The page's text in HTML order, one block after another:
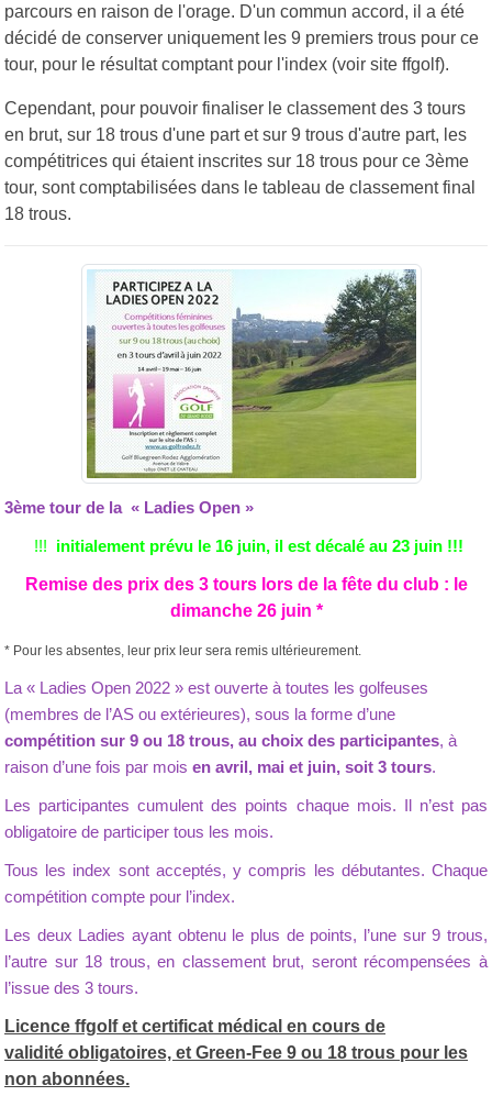
parcours en raison de l'orage. D'un commun accord, il a été
décidé de conserver uniquement les 9 premiers trous pour ce
tour, pour le résultat comptant pour l'index (voir site ffgolf).
Cependant, pour pouvoir finaliser le classement des 3 tours
en brut, sur 18 trous d'une part et sur 9 trous d'autre part, les
compétitrices qui étaient inscrites sur 18 trous pour ce 3ème
tour, sont comptabilisées dans le tableau de classement final
18 trous.
3ème tour de la « Ladies Open »
!!! initialement prévu le 16 juin, il est décalé au 23 juin !!!
Remise des prix des 3 tours lors de la fête du club : le
dimanche 26 juin *
* Pour les absentes, leur prix leur sera remis ultérieurement.
La « Ladies Open 2022 » est ouverte à toutes les golfeuses
(membres de l’AS ou extérieures), sous la forme d’une
compétition sur 9 ou 18 trous, au choix des participantes, à
raison d’une fois par mois en avril, mai et juin, soit 3 tours.
Les participantes cumulent des points chaque mois. Il n’est pas
obligatoire de participer tous les mois.
Tous les index sont acceptés, y compris les débutantes. Chaque
compétition compte pour l’index.
Les deux Ladies ayant obtenu le plus de points, l’une sur 9 trous,
l’autre sur 18 trous, en classement brut, seront récompensées à
l’issue des 3 tours.
Licence ffgolf et certificat médical en cours de
validité obligatoires, et Green-Fee 9 ou 18 trous pour les
non abonnées.